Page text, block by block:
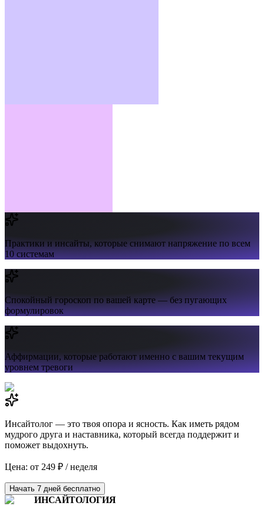
Практики и инсайты,которые снимают напряжение по всем
10 системам
Спокойный гороскоппо вашей карте — без пугающих
формулировок
Аффирмации,которые работают именно с вашим текущим
уровнем тревоги
Инсайтолог — это твоя опора и ясность. Как иметь рядом
мудрого друга и наставника, который всегда поддержит и
поможет выдохнуть.
Цена: от 249 ₽ / неделя
Начать 7 дней бесплатно
ИНСАЙТОЛОГИЯ